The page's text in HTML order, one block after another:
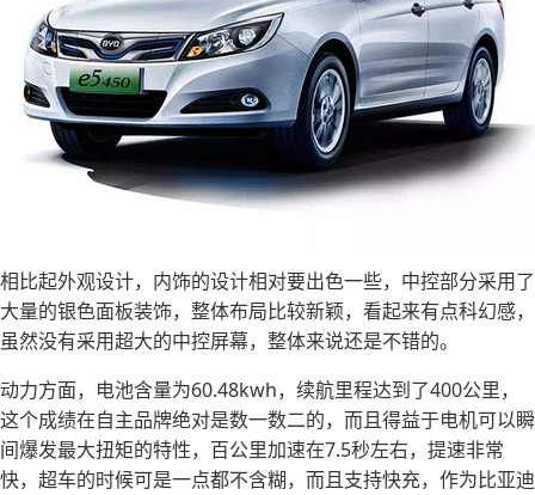
相比起外观设计，内饰的设计相对要出色一些，中控部分采用了
大量的银色面板装饰，整体布局比较新颖，看起来有点科幻感，
虽然没有采用超大的中控屏幕，整体来说还是不错的。
动力方面，电池含量为60.48kwh，续航里程达到了400公里，
这个成绩在自主品牌绝对是数一数二的，而且得益于电机可以瞬
间爆发最大扭矩的特性，百公里加速在7.5秒左右，提速非常
快，超车的时候可是一点都不含糊，而且支持快充，作为比亚迪